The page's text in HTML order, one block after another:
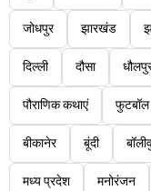
जोधपुर झारखंड
दिल्ली दौसा
पौराणिक कथाएं फुटबॉल
बीकानेर बूंदी
मध्य प्रदेश मनोरंजन